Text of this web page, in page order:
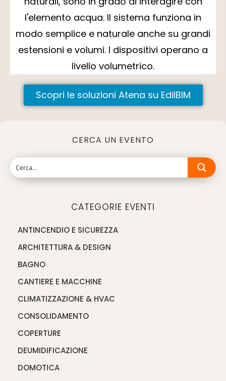
l'elemento acqua. Il sistema funziona in
modo semplice e naturale anche su grandi
estensioni e volumi. I dispositivi operano a
livello volumetrico.
Scopri le soluzioni Atena su EdilBIM
CERCA UN EVENTO
CATEGORIE EVENTI
ANTINCENDIO E SICUREZZA
ARCHITETTURA & DESIGN
BAGNO
CANTIERE E MACCHINE
CLIMATIZZAZIONE & HVAC
CONSOLIDAMENTO
COPERTURE
DEUMIDIFICAZIONE
DOMOTICA